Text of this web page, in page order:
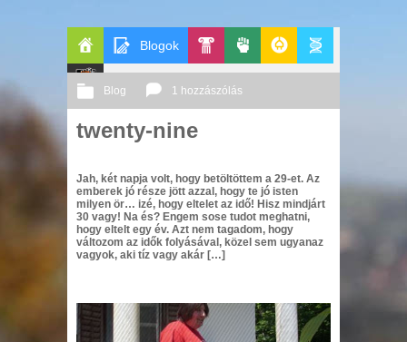
Főoldal
Blogok
Journal
Blog 1 hozzászólás
2009 05. 14.
twenty-nine
Jah, két napja volt, hogy betöltöttem a 29-et. Az
emberek jó része jött azzal, hogy te jó isten
milyen ör… izé, hogy eltelet az idő! Hisz mindjárt
30 vagy! Na és? Engem sose tudot meghatni,
hogy eltelt egy év. Azt nem tagadom, hogy
változom az idők folyásával, közel sem ugyanaz
vagyok, aki tíz vagy akár […]